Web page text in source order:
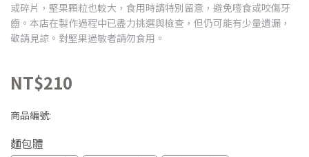
或碎片，堅果顆粒也較大，食用時請特別留意，避免噎食或咬傷牙
齒。本店在製作過程中已盡力挑選與檢查，但仍可能有少量遺漏，
敬請見諒。對堅果過敏者請勿食用。
NT$210
商品編號:
麵包體